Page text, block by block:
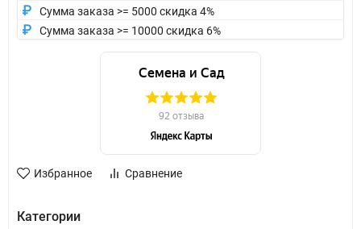
Сумма заказа >= 5000 скидка 4%
Сумма заказа >= 10000 скидка 6%
Избранное Сравнение
Категории